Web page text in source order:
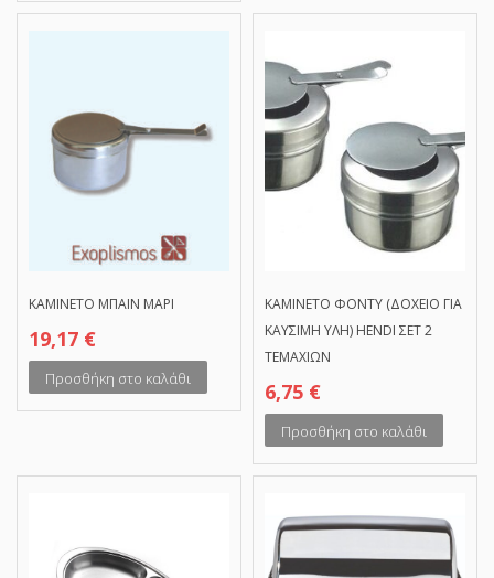
ΚΑΜΙΝΕΤΟ ΜΠΑΙΝ ΜΑΡΙ
19,17 €
Προσθήκη στο καλάθι
ΚΑΜΙΝΕΤΟ ΦΟΝΤΥ (ΔΟΧΕΙΟ ΓΙΑ
ΚΑΥΣΙΜΗ ΥΛΗ) HENDI ΣΕΤ 2
ΤΕΜΑΧΙΩΝ
6,75 €
Προσθήκη στο καλάθι